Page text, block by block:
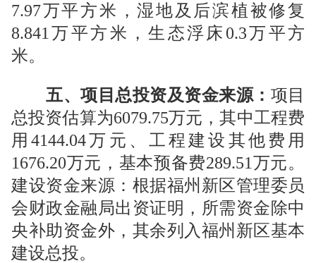
7.97万平方米，湿地及后滨植被修复
8.841 万平方米，生态浮床 0.3万平方
米。
五、项目总投资及资金来源： 项目
总投资估算为6079.75万元，其中工程费
用4144.04万元、工程建设其他费用
1676.20万元，基本预备费289.51万元。
建设资金来源： 根据福州新区管理委员
会财政金融局出资证明 ，所需资金除中
央补助资金外，其余列入福州新区基本
建设总投。